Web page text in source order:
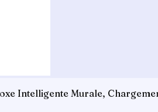
Intelligente Murale,